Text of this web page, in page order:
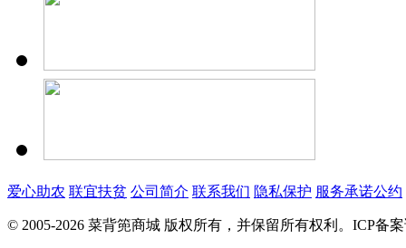
爱心助农 联宜扶贫 公司简介 联系我们 隐私保护 服务承诺公约
© 2005-2026 菜背篼商城 版权所有，并保留所有权利。ICP备